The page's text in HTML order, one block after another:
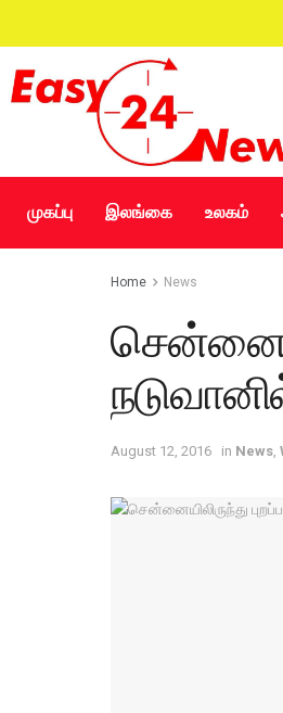
முகப்பு இலங்கை உலகம்
Home News
August 12, 2016 in News